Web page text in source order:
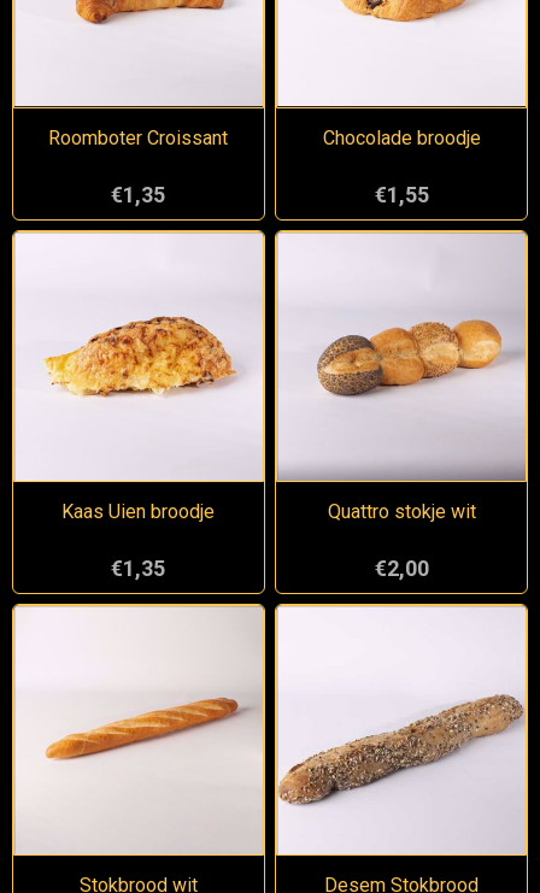
Roomboter Croissant
€1,35
Chocolade broodje
€1,55
Kaas Uien broodje
€1,35
Quattro stokje wit
€2,00
Stokbrood wit
Desem Stokbrood